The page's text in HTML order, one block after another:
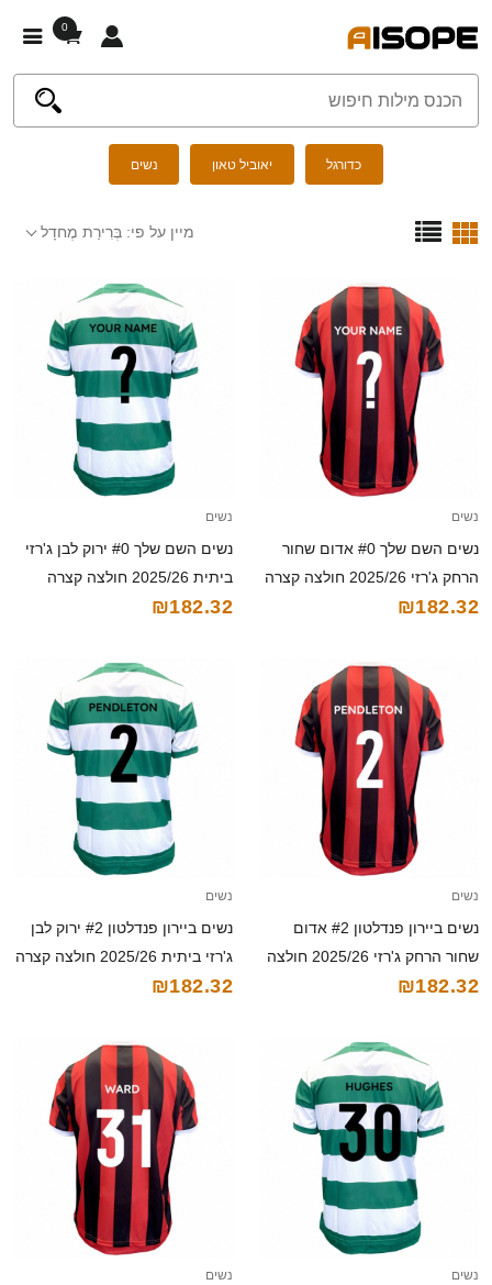
0
כדורגל יאוביל טאון נשים
מיין על פי: בְּרִירַת מֶחדָל
נשים
נשים השם שלך #0 אדום שחור
הרחק ג'רזי 2025/26 חולצה קצרה
₪182.32
נשים
נשים השם שלך #0 ירוק לבן ג'רזי
ביתית 2025/26 חולצה קצרה
₪182.32
נשים
נשים ביירון פנדלטון #2 אדום
שחור הרחק ג'רזי 2025/26 חולצה
קצרה
₪182.32
נשים
נשים ביירון פנדלטון #2 ירוק לבן
ג'רזי ביתית 2025/26 חולצה קצרה
₪182.32
נשים נשים